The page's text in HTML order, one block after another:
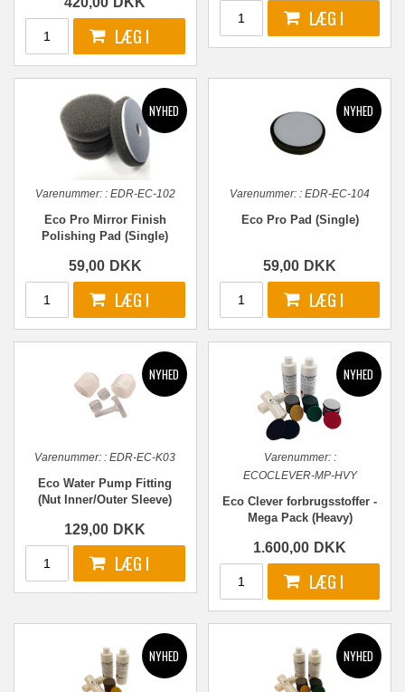
Varenummer:: EDR-EC-102
Eco Pro Mirror Finish
Polishing Pad (Single)
59,00 DKK
Varenummer: : EDR-EC-104
Eco Pro Pad (Single)
59,00 DKK
Varenummer: : EDR-EC-K03
Eco Water Pump Fitting
(Nut Inner/Outer Sleeve)
129,00 DKK
Varenummer::
ECOCLEVER-MP-HVY
Eco Clever forbrugsstoffer -
Mega Pack (Heavy)
1.600,00 DKK